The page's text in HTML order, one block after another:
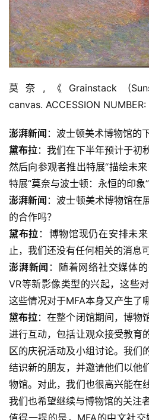
字
一
百
例
莫奈,《Grainstack
canvas. ACCESSION NUMBER:
澎湃新闻 ：波士顿美术博物馆的
黛布拉：我们在下半年预计于初
然后向参观者推出特展“描绘未
特展“莫奈与波士顿：永恒的印象”
澎湃新闻 ：波士顿美术博物馆在
的合作吗？
黛布拉 ：​博物馆现仍在安排未
止，我们还没有任何相关的消息
澎湃新闻 ：随着网络社交媒体
VR等新影像类型的兴起，这些
这些情况对于MFA本身又产生了
黛布拉：在整个闭馆期间，博物
进行互动，包括让观众接受教育
区的庆祝活动及小组讨论。我们
结识新的朋友，并邀请他们以他
物馆。对此，我们也很高兴能在
我们也希望继续与博物馆的关注者